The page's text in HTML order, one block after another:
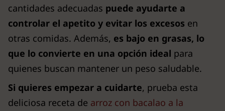
cantidades adecuadas puede ayudarte a
controlar el apetito y evitar los excesos en
otras comidas. Además, es bajo en grasas, lo
que lo convierte en una opción ideal para
quienes buscan mantener un peso saludable.
Si quieres empezar a cuidarte, prueba esta
deliciosa receta de arroz con bacalao a la